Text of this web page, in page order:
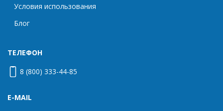
Условия использования
Блог
ТЕЛЕФОН
8 (800) 333-44-85
E-MAIL